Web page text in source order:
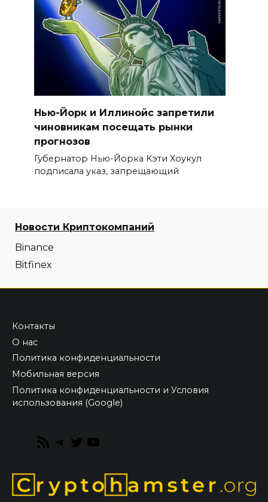
Нью-Йорк и Иллинойс запретили
чиновникам посещать рынки
прогнозов
Губернатор Нью-Йорка Кэти Хоукул
подписала указ, запрещающий
Новости Криптокомпаний
Binance
Bitfinex
Контакты
О нас
Политика конфиденциальности
Мобильная версия
Политика конфиденциальности и Условия
использования (Google)
RSS
Telegram
Twitter